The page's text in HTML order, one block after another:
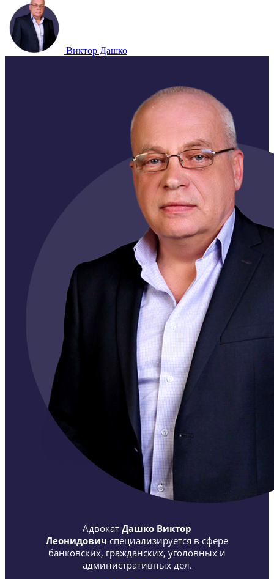
Виктор Дашко
Адвокат Дашко Виктор
Леонидович специализируется в сфере
банковских, гражданских, уголовных и
административных дел.